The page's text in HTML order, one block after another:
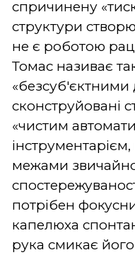
спричинену
структури
не є роботою
Томас називає
«безсуб'єктними
сконструйовані
«чистим
межами
потрібен
капелюха
рука смикає його